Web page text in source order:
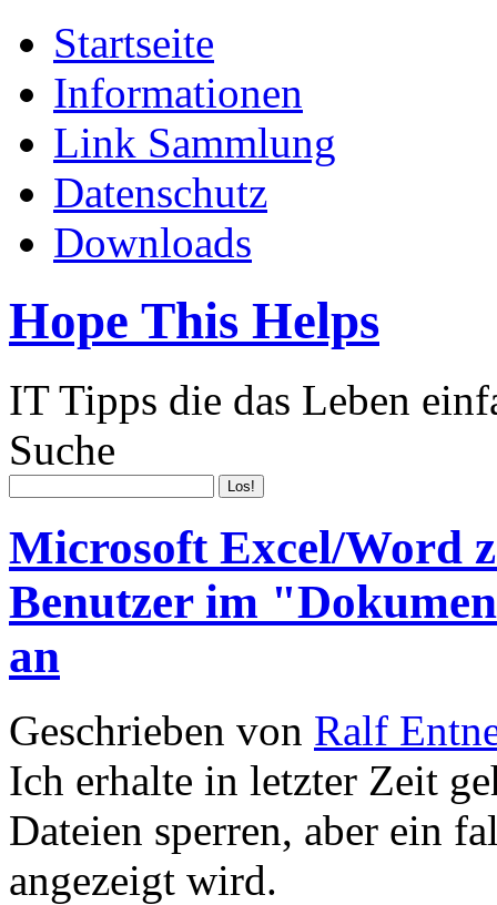
Startseite
Informationen
Link Sammlung
Datenschutz
Downloads
Hope This Helps
IT Tipps die das Leben
Suche
Microsoft Excel/Word
Benutzer im
an
Geschrieben von Ralf
Ich erhalte in letzter Zeit
Dateien sperren, aber ein
angezeigt wird.